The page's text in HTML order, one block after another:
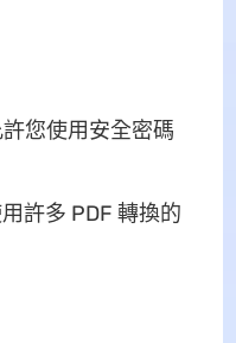
您使用安全密碼
許多 PDF 轉換的